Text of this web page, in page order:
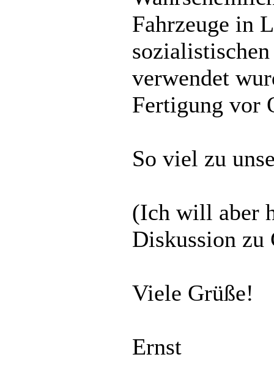
Fahrzeuge in
verwendet
Fertigung vor
So viel zu
(Ich will aber
Diskussion zu
Viele Grüße!
Ernst